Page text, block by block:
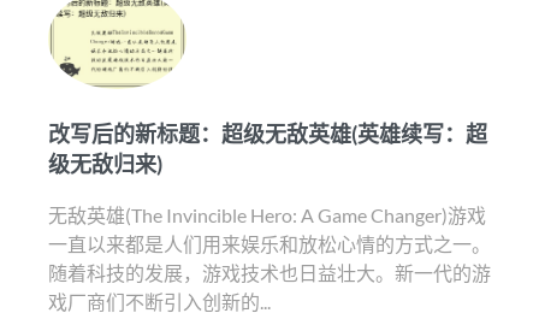
改写后的新标题：超级无敌英雄(英雄续写：超
级无敌归来)
无敌英雄(The Invincible Hero: A Game Changer)游戏
一直以来都是人们用来娱乐和放松心情的方式之一。
随着科技的发展，游戏技术也日益壮大。新一代的游
戏厂商们不断引入创新的...